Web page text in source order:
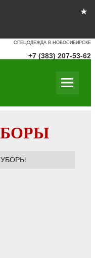
СПЕЦОДЕЖДА В НОВОСИБИРСКЕ
+7 (383) 207-53-62